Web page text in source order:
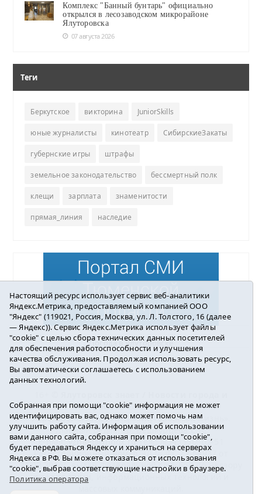
Комплекс "Банный бунтарь" официально
открылся в лесозаводском микрорайоне
Ялуторовска
07 августа 2026
Теги
Беркутское викторина JuniorSkills
юные журналисты кинотеатр СибирскиеЗакаты
губернские игры штрафы
земельное законодательство бессмертный полк
клещи зарплата знаменитости
прямая_линия наследие
Погода в Ялуторовске
района2016-2023
Учредитель: АНО «ИИЦ « Ялуторовская жизнь».
Главный редактор: Вешкурцева С.П.
E-mail:yznaet@inbox.ruТел.: 8(34535)2-02-51
Регистрационный номер ЭЛ № ФС 77-64937 от
24.02.2016г. выдан Федеральной службой по надзору
в сфере связи, информационных технологий и
Настоящий ресурс использует сервис веб-аналитики
Яндекс.Метрика, предоставляемый компанией ООО
"Яндекс" (119021, Россия, Москва, ул. Л. Толстого, 16 (далее
— Яндекс)). Сервис Яндекс.Метрика использует файлы
"cookie" с целью сбора технических данных посетителей
для обеспечения работоспособности и улучшения
качества обслуживания. Продолжая использовать ресурс,
Вы автоматически соглашаетесь с использованием
данных технологий.
Собранная при помощи "cookie" информация не может
идентифицировать вас, однако может помочь нам
улучшить работу сайта. Информация об использовании
вами данного сайта, собранная при помощи "cookie",
будет передаваться Яндексу и храниться на серверах
Яндекса в РФ. Вы можете отказаться от использования
"cookie", выбрав соответствующие настройки в браузере.
Политика оператора